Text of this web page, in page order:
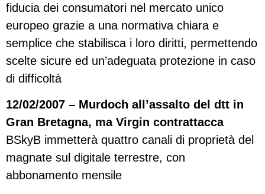
fiducia dei consumatori nel mercato unico
europeo grazie a una normativa chiara e
semplice che stabilisca i loro diritti, permettendo
scelte sicure ed un’adeguata protezione in caso
di difficoltà
12/02/2007 – Murdoch all’assalto del dtt in
Gran Bretagna, ma Virgin contrattacca
BSkyB immetterà quattro canali di proprietà del
magnate sul digitale terrestre, con
abbonamento mensile